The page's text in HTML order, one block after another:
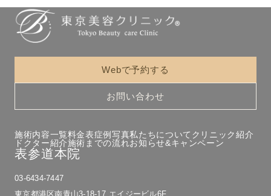
Webで予約する
お問い合わせ
施術内容一覧料金表症例写真私たちについて クリニック紹介
ドクター紹介施術までの流れお知らせ&キャンペーン
表参道本院
03-6434-7447
東京都港区南青山3-18-17 エイジービル6F